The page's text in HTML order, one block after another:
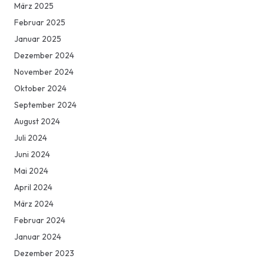
März 2025
Februar 2025
Januar 2025
Dezember 2024
November 2024
Oktober 2024
September 2024
August 2024
Juli 2024
Juni 2024
Mai 2024
April 2024
März 2024
Februar 2024
Januar 2024
Dezember 2023